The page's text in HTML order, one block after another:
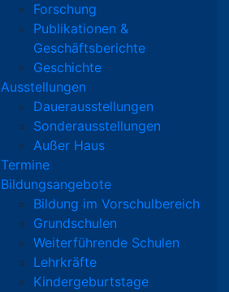
Forschung
Publikationen &
Geschäftsberichte
Geschichte
Ausstellungen
Dauerausstellungen
Sonderausstellungen
Außer Haus
Termine
Bildungsangebote
Bildung im Vorschulbereich
Grundschulen
Weiterführende Schulen
Lehrkräfte
Kindergeburtstage